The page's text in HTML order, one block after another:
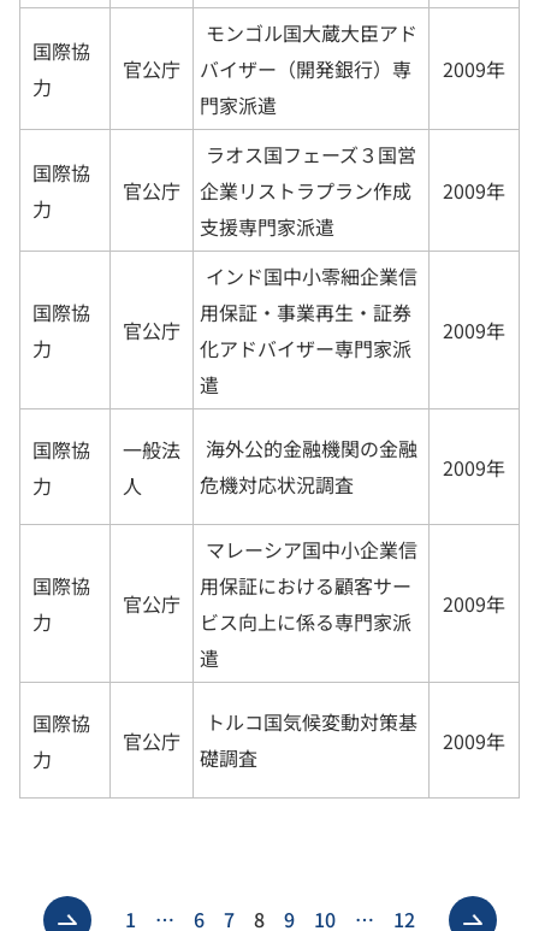
国際協
力
官公庁
モンゴル国大蔵大臣アド
バイザー（開発銀行）専
門家派遣
2009年
国際協
力
官公庁
ラオス国フェーズ３国営
企業リストラプラン作成
支援専門家派遣
2009年
国際協
力
官公庁
インド国中小零細企業信
用保証・事業再生・証券
化アドバイザー専門家派
遣
2009年
国際協
力
一般法
人
海外公的金融機関の金融
危機対応状況調査
2009年
国際協
力
官公庁
マレーシア国中小企業信
用保証における顧客サー
ビス向上に係る専門家派
遣
2009年
国際協
力
官公庁
トルコ国気候変動対策基
礎調査
2009年
前へ 1 … 6 7 8 9 10 … 12 次へ